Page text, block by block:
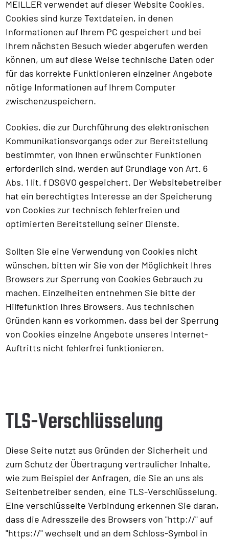
MEILLER verwendet auf dieser Website Cookies.
Cookies sind kurze Textdateien, in denen
Informationen auf Ihrem PC gespeichert und bei
Ihrem nächsten Besuch wieder abgerufen werden
können, um auf diese Weise technische Daten oder
für das korrekte Funktionieren einzelner Angebote
nötige Informationen auf Ihrem Computer
zwischenzuspeichern.
Cookies, die zur Durchführung des elektronischen
Kommunikationsvorgangs oder zur Bereitstellung
bestimmter, von Ihnen erwünschter Funktionen
erforderlich sind, werden auf Grundlage von Art. 6
Abs. 1 lit. f DSGVO gespeichert. Der Websitebetreiber
hat ein berechtigtes Interesse an der Speicherung
von Cookies zur technisch fehlerfreien und
optimierten Bereitstellung seiner Dienste.
Sollten Sie eine Verwendung von Cookies nicht
wünschen, bitten wir Sie von der Möglichkeit Ihres
Browsers zur Sperrung von Cookies Gebrauch zu
machen. Einzelheiten entnehmen Sie bitte der
Hilfefunktion Ihres Browsers. Aus technischen
Gründen kann es vorkommen, dass bei der Sperrung
von Cookies einzelne Angebote unseres Internet-
Auftritts nicht fehlerfrei funktionieren.
TLS-Verschlüsselung
Diese Seite nutzt aus Gründen der Sicherheit und
zum Schutz der Übertragung vertraulicher Inhalte,
wie zum Beispiel der Anfragen, die Sie an uns als
Seitenbetreiber senden, eine TLS-Verschlüsselung.
Eine verschlüsselte Verbindung erkennen Sie daran,
dass die Adresszeile des Browsers von "http://" auf
"https://" wechselt und an dem Schloss-Symbol in